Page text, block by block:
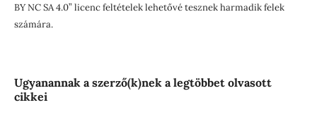
BY NC SA 4.0” licenc feltételek lehetővé tesznek harmadik felek
számára.
Ugyanannak a szerző(k)nek a legtöbbet olvasott
cikkei